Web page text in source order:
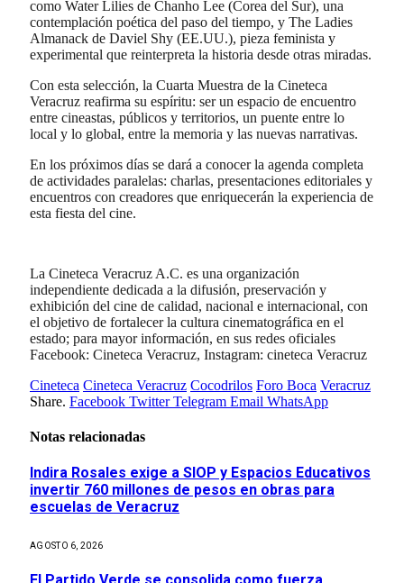
como Water Lilies de Chanho Lee (Corea del Sur), una
contemplación poética del paso del tiempo, y The Ladies
Almanack de Daviel Shy (EE.UU.), pieza feminista y
experimental que reinterpreta la historia desde otras miradas.
Con esta selección, la Cuarta Muestra de la Cineteca
Veracruz reafirma su espíritu: ser un espacio de encuentro
entre cineastas, públicos y territorios, un puente entre lo
local y lo global, entre la memoria y las nuevas narrativas.
En los próximos días se dará a conocer la agenda completa
de actividades paralelas: charlas, presentaciones editoriales y
encuentros con creadores que enriquecerán la experiencia de
esta fiesta del cine.
La Cineteca Veracruz A.C. es una organización
independiente dedicada a la difusión, preservación y
exhibición del cine de calidad, nacional e internacional, con
el objetivo de fortalecer la cultura cinematográfica en el
estado; para mayor información, en sus redes oficiales
Facebook: Cineteca Veracruz, Instagram: cineteca Veracruz
Cineteca Cineteca Veracruz Cocodrilos Foro Boca Veracruz
Share. Facebook Twitter Telegram Email WhatsApp
Notas relacionadas
Indira Rosales exige a SIOP y Espacios Educativos
invertir 760 millones de pesos en obras para
escuelas de Veracruz
AGOSTO 6, 2026